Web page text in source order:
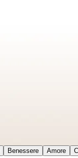
Benessere Amore